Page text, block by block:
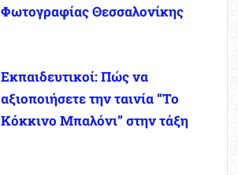
Φωτογραφίας Θεσσαλονίκης
Εκπαιδευτικοί: Πώς να
αξιοποιήσετε την ταινία “Το
Κόκκινο Μπαλόνι” στην τάξη